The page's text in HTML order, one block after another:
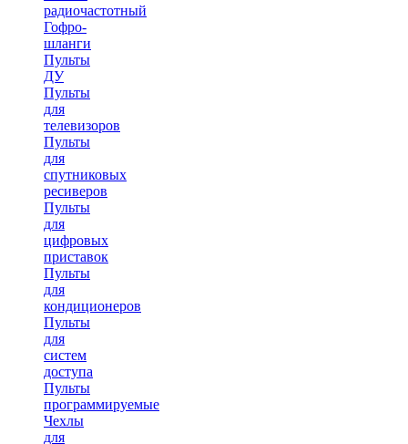
радиочастотный
Гофро-
шланги
Пульты
ДУ
Пульты
для
телевизоров
Пульты
для
спутниковых
ресиверов
Пульты
для
цифровых
приставок
Пульты
для
кондиционеров
Пульты
для
систем
доступа
Пульты
программируемые
Чехлы
для